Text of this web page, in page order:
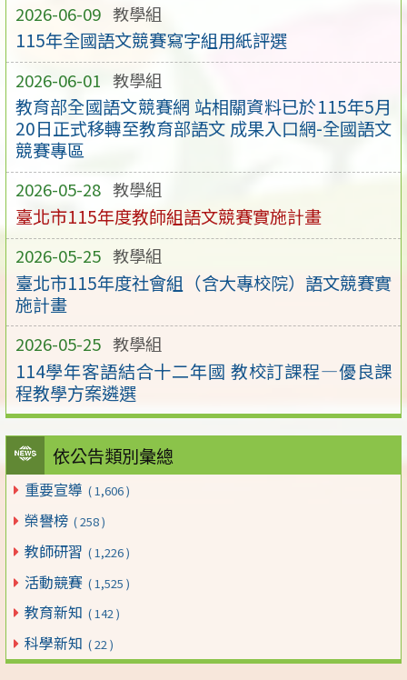
2026-06-09 教學組
115年全國語文競賽寫字組用紙評選
2026-06-01 教學組
教育部全國語文競賽網 站相關資料已於115年5月
20日正式移轉至教育部語文 成果入口網-全國語文
競賽專區
2026-05-28 教學組
臺北市115年度教師組語文競賽實施計畫
2026-05-25 教學組
臺北市115年度社會組（含大專校院）語文競賽實
施計畫
2026-05-25 教學組
114學年客語結合十二年國 教校訂課程—優良課
程教學方案遴選
依公告類別彙總
重要宣導 ( 1,606 )
榮譽榜 ( 258 )
教師研習 ( 1,226 )
活動競賽 ( 1,525 )
教育新知 ( 142 )
科學新知 ( 22 )